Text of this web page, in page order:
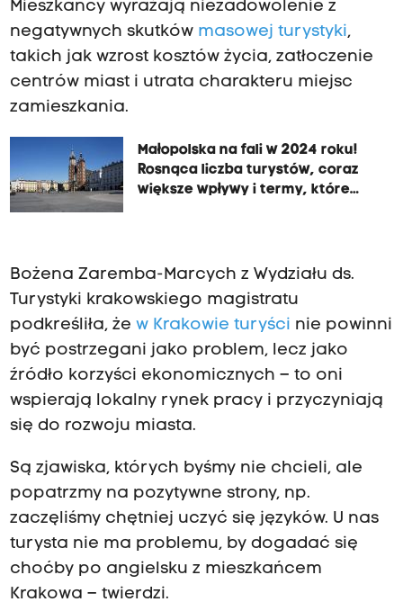
Mieszkańcy wyrażają niezadowolenie z
negatywnych skutków masowej turystyki,
takich jak wzrost kosztów życia, zatłoczenie
centrów miast i utrata charakteru miejsc
zamieszkania.
Małopolska na fali w 2024 roku!
Rosnąca liczba turystów, coraz
większe wpływy i termy, które
Bożena Zaremba-Marcych z Wydziału ds.
Turystyki krakowskiego magistratu
podkreśliła, że w Krakowie turyści nie powinni
być postrzegani jako problem, lecz jako
źródło korzyści ekonomicznych – to oni
wspierają lokalny rynek pracy i przyczyniają
się do rozwoju miasta.
Są zjawiska, których byśmy nie chcieli, ale
popatrzmy na pozytywne strony, np.
zaczęliśmy chętniej uczyć się języków. U nas
turysta nie ma problemu, by dogadać się
choćby po angielsku z mieszkańcem
Krakowa – twierdzi.